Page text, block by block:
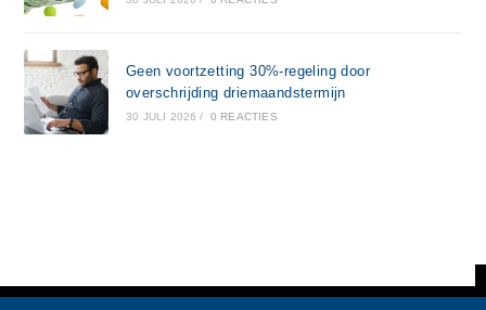
Geen voortzetting 30%-regeling door
overschrijding driemaandstermijn
30 JULI 2026 / 0 REACTIES